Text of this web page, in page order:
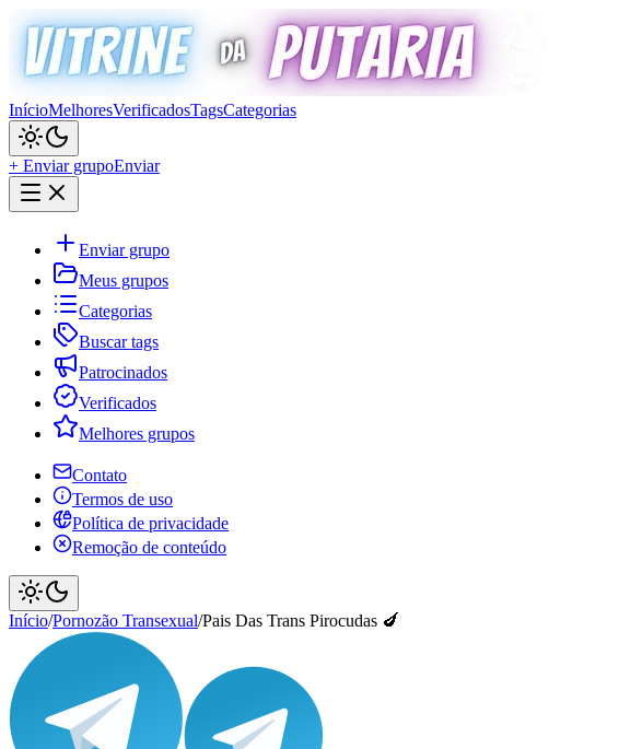
InícioMelhoresVerificadosTagsCategorias
+ Enviar grupoEnviar
Enviar grupo
Meus grupos
Categorias
Buscar tags
Patrocinados
Verificados
Melhores grupos
Contato
Termos de uso
Política de privacidade
Remoção de conteúdo
Início/Pornozão Transexual/Pais Das Trans Pirocudas 🍆